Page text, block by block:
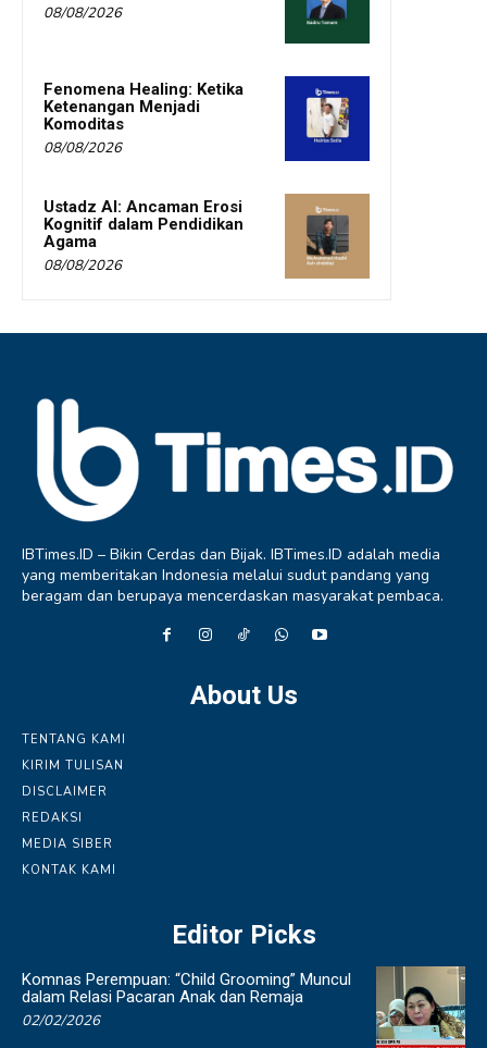
08/08/2026
Fenomena Healing: Ketika
Ketenangan Menjadi
Komoditas
08/08/2026
Ustadz AI: Ancaman Erosi
Kognitif dalam Pendidikan
Agama
08/08/2026
IBTimes.ID – Bikin Cerdas dan Bijak. IBTimes.ID adalah media
yang memberitakan Indonesia melalui sudut pandang yang
beragam dan berupaya mencerdaskan masyarakat pembaca.
About Us
TENTANG KAMI
KIRIM TULISAN
DISCLAIMER
REDAKSI
MEDIA SIBER
KONTAK KAMI
Editor Picks
Komnas Perempuan: “Child Grooming” Muncul
dalam Relasi Pacaran Anak dan Remaja
02/02/2026